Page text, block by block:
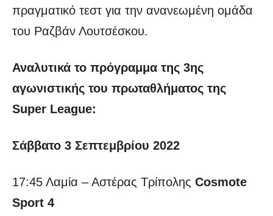
πραγματικό τεστ για την ανανεωμένη ομάδα
του Ραζβάν Λουτσέσκου.
Αναλυτικά το πρόγραμμα της 3ης
αγωνιστικής του πρωταθλήματος της
Super League:
Σάββατο 3 Σεπτεμβρίου 2022
17:45 Λαμία – Αστέρας Τρίπολης Cosmote
Sport 4